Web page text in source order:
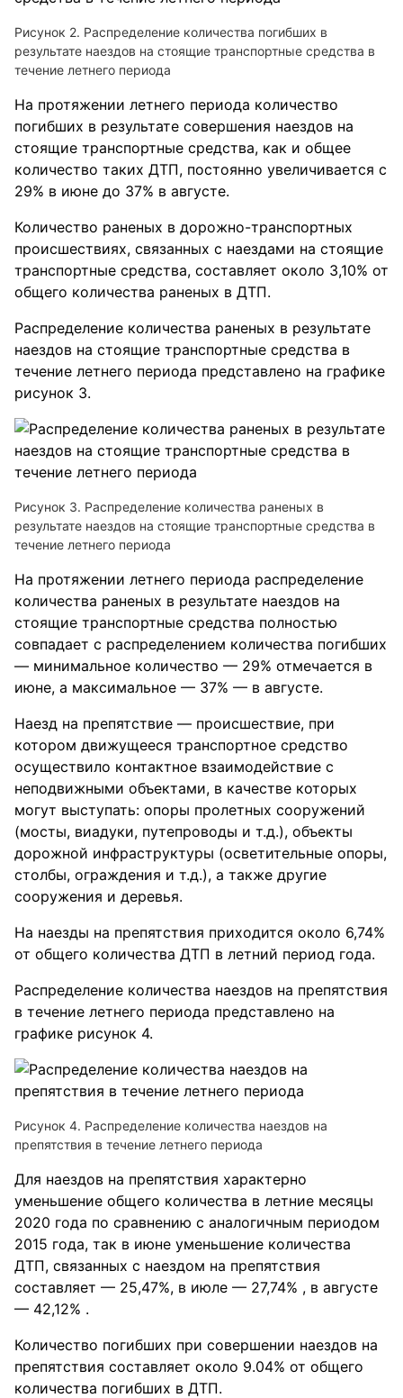
Рисунок 2. Распределение количества погибших в
результате наездов на стоящие транспортные средства в
течение летнего периода
На протяжении летнего периода количество
погибших в результате совершения наездов на
стоящие транспортные средства, как и общее
количество таких ДТП, постоянно увеличивается с
29% в июне до 37% в августе.
Количество раненых в дорожно-транспортных
происшествиях, связанных с наездами на стоящие
транспортные средства, составляет около 3,10% от
общего количества раненых в ДТП.
Распределение количества раненых в результате
наездов на стоящие транспортные средства в
течение летнего периода представлено на графике
рисунок 3.
Рисунок 3. Распределение количества раненых в
результате наездов на стоящие транспортные средства в
течение летнего периода
На протяжении летнего периода распределение
количества раненых в результате наездов на
стоящие транспортные средства полностью
совпадает с распределением количества погибших
— минимальное количество — 29% отмечается в
июне, а максимальное — 37% — в августе.
Наезд на препятствие — происшествие, при
котором движущееся транспортное средство
осуществило контактное взаимодействие с
неподвижными объектами, в качестве которых
могут выступать: опоры пролетных сооружений
(мосты, виадуки, путепроводы и т.д.), объекты
дорожной инфраструктуры (осветительные опоры,
столбы, ограждения и т.д.), а также другие
сооружения и деревья.
На наезды на препятствия приходится около 6,74%
от общего количества ДТП в летний период года.
Распределение количества наездов на препятствия
в течение летнего периода представлено на
графике рисунок 4.
Рисунок 4. Распределение количества наездов на
препятствия в течение летнего периода
Для наездов на препятствия характерно
уменьшение общего количества в летние месяцы
2020 года по сравнению с аналогичным периодом
2015 года, так в июне уменьшение количества
ДТП, связанных с наездом на препятствия
составляет — 25,47%, в июле — 27,74% , в августе
— 42,12% .
Количество погибших при совершении наездов на
препятствия составляет около 9.04% от общего
количества погибших в ДТП.